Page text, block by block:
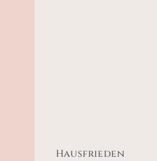
Hausfrieden